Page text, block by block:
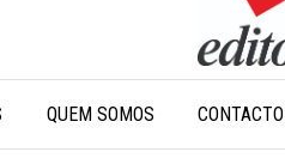
QUEM SOMOS CONTACTO